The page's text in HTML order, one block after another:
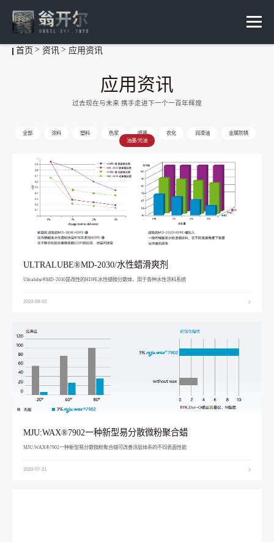
首页 资讯 应用资讯
应用资讯
过去现在与未来 携手走进下一个一百年辉煌
全部 涂料 塑料 色浆 喷墨 农化 润滑油
金属防锈
油墨/光油
ULTRALUBE®MD-2030/水性蜡滑爽剂
Ultralube®MD-2030是改性的HDPE水性蜡微分散体，用于各种水性涂料系统
2020-08-03
MJU:WAX®7902一种新型易分散微粉聚合蜡
MJU:WAX®7902一种新型易分散微粉聚合蜡可改善涂层体系的不同表面性能
2020-07-21